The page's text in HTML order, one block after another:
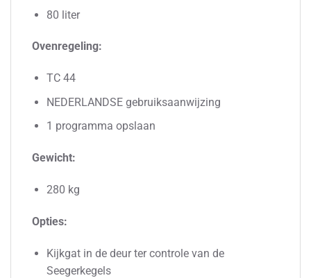
80 liter
Ovenregeling:
TC 44
NEDERLANDSE gebruiksaanwijzing
1 programma opslaan
Gewicht:
280 kg
Opties:
Kijkgat in de deur ter controle van de
Seegerkegels